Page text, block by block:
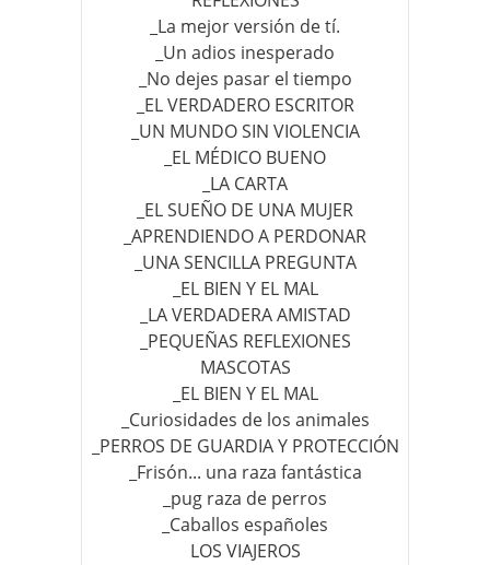
_La mejor versión de tí.
_Un adios inesperado
_No dejes pasar el tiempo
_EL VERDADERO ESCRITOR
_UN MUNDO SIN VIOLENCIA
_EL MÉDICO BUENO
_LA CARTA
_EL SUEÑO DE UNA MUJER
_APRENDIENDO A PERDONAR
_UNA SENCILLA PREGUNTA
_EL BIEN Y EL MAL
_LA VERDADERA AMISTAD
_PEQUEÑAS REFLEXIONES
MASCOTAS
_EL BIEN Y EL MAL
_Curiosidades de los animales
_PERROS DE GUARDIA Y PROTECCIÓN
_Frisón... una raza fantástica
_pug raza de perros
_Caballos españoles
LOS VIAJEROS